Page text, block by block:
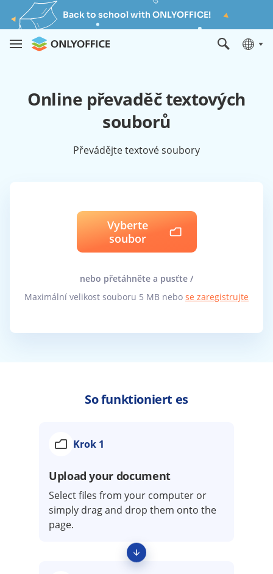
Back to school with ONLYOFFICE!
Online převaděč textových
souborů
Převádějte textové soubory
Vyberte
soubor
nebo přetáhněte a pusťte /
Maximální velikost souboru 5 MB nebo se zaregistrujte
So funktioniert es
Krok 1
Upload your document
Select files from your computer or
simply drag and drop them onto the
page.